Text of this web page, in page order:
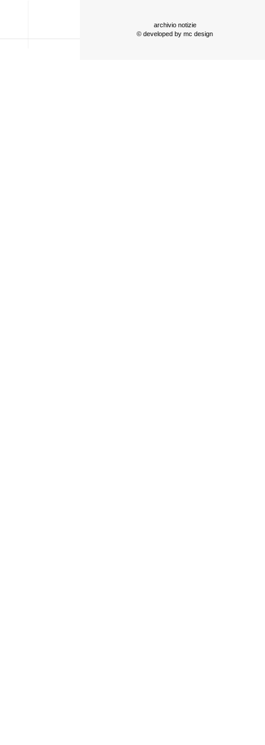
archivio notizie
© developed by mc design